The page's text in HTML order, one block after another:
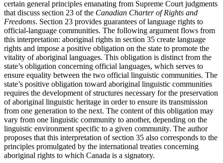
certain general principles emanating from Supreme Court judgments
that discuss section 23 of the Canadian Charter of Rights and
Freedoms. Section 23 provides guarantees of language rights to
official-language communities. The following argument flows from
this interpretation: aboriginal rights in section 35 create language
rights and impose a positive obligation on the state to promote the
vitality of aboriginal languages. This obligation is distinct from the
state’s obligation concerning official languages, which serves to
ensure equality between the two official linguistic communities. The
state’s positive obligation toward aboriginal linguistic communities
requires the development of structures necessary for the preservation
of aboriginal linguistic heritage in order to ensure its transmission
from one generation to the next. The content of this obligation may
vary from one linguistic community to another, depending on the
linguistic environment specific to a given community. The author
proposes that this interpretation of section 35 also corresponds to the
principles promulgated by the international treaties concerning
aboriginal rights to which Canada is a signatory.